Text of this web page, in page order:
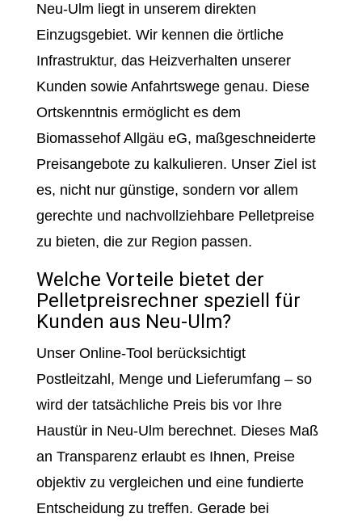
Neu-Ulm liegt in unserem direkten
Einzugsgebiet. Wir kennen die örtliche
Infrastruktur, das Heizverhalten unserer
Kunden sowie Anfahrtswege genau. Diese
Ortskenntnis ermöglicht es dem
Biomassehof Allgäu eG, maßgeschneiderte
Preisangebote zu kalkulieren. Unser Ziel ist
es, nicht nur günstige, sondern vor allem
gerechte und nachvollziehbare Pelletpreise
zu bieten, die zur Region passen.
Welche Vorteile bietet der
Pelletpreisrechner speziell für
Kunden aus Neu-Ulm?
Unser Online-Tool berücksichtigt
Postleitzahl, Menge und Lieferumfang – so
wird der tatsächliche Preis bis vor Ihre
Haustür in Neu-Ulm berechnet. Dieses Maß
an Transparenz erlaubt es Ihnen, Preise
objektiv zu vergleichen und eine fundierte
Entscheidung zu treffen. Gerade bei